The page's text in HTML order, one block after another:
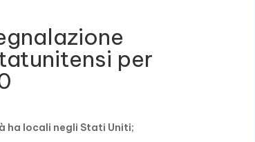
per
ha locali negli Stati Uniti;